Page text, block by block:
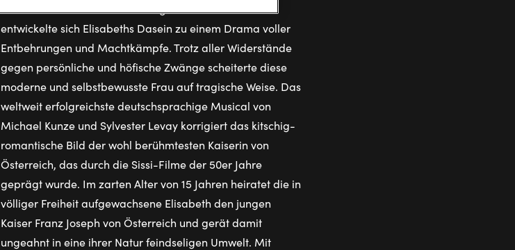
entwickelte sich Elisabeths Dasein zu einem Drama voller
Entbehrungen und Machtkämpfe. Trotz aller Widerstände
gegen persönliche und höfische Zwänge scheiterte diese
moderne und selbstbewusste Frau auf tragische Weise. Das
weltweit erfolgreichste deutschsprachige Musical von
Michael Kunze und Sylvester Levay korrigiert das kitschig-
romantische Bild der wohl berühmtesten Kaiserin von
Österreich, das durch die Sissi-Filme der 50er Jahre
geprägt wurde. Im zarten Alter von 15 Jahren heiratet die in
völliger Freiheit aufgewachsene Elisabeth den jungen
Kaiser Franz Joseph von Österreich und gerät damit
ungeahnt in eine ihrer Natur feindseligen Umwelt. Mit